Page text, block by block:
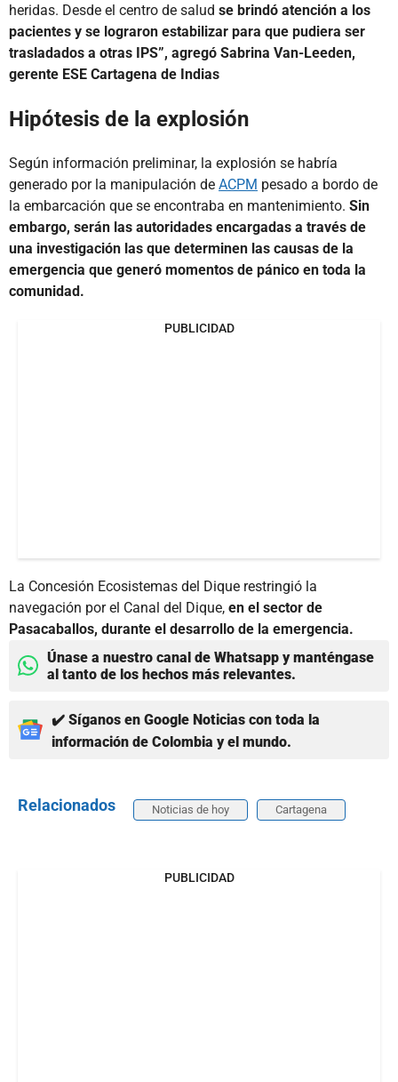
heridas. Desde el centro de salud se brindó atención a los
pacientes y se lograron estabilizar para que pudiera ser
trasladados a otras IPS”, agregó Sabrina Van-Leeden,
gerente ESE Cartagena de Indias
Hipótesis de la explosión
Según información preliminar, la explosión se habría
generado por la manipulación de ACPM pesado a bordo de
la embarcación que se encontraba en mantenimiento. Sin
embargo, serán las autoridades encargadas a través de
una investigación las que determinen las causas de la
emergencia que generó momentos de pánico en toda la
comunidad.
PUBLICIDAD
La Concesión Ecosistemas del Dique restringió la
navegación por el Canal del Dique, en el sector de
Pasacaballos, durante el desarrollo de la emergencia.
Únase a nuestro canal de Whatsapp y manténgase
al tanto de los hechos más relevantes.
✔️ Síganos en Google Noticias con toda la
información de Colombia y el mundo.
Relacionados Noticias de hoy Cartagena
PUBLICIDAD